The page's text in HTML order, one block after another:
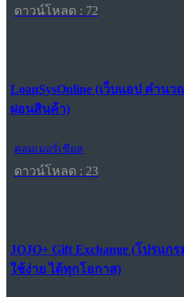
ดาวน์โหลด : 72
LoanSysOnline (เว็บแอป คำน
ผ่อนสินค้า)
คอมเมอร์เชียล
ดาวน์โหลด : 23
JOJO+ Gift Exchange (โปรแ
ใช้ง่าย ได้ทุกโอกาส)